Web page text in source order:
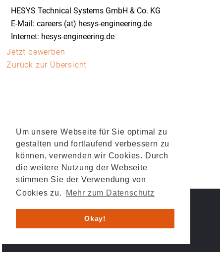
Um unsere Webseite für Sie optimal zu
gestalten und fortlaufend verbessern zu
können, verwenden wir Cookies. Durch
die weitere Nutzung der Webseite
stimmen Sie der Verwendung von
Cookies zu.
Mehr zum Datenschutz
Okay!
HESYS Technical Systems GmbH & Co. KG
E-Mail: careers (at) hesys-engineering.de
Internet: hesys-engineering.de
Jetzt bewerben
Zurück zur Übersicht
© 2026 HESYS TechnicalSystems GmbH & Co. KG .